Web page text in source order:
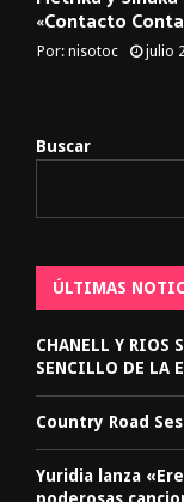
«Contacto
Por: nisotoc julio
Buscar
ÚLTIMAS
CHANELL Y RIOS
SENCILLO DE LA
Country Road
Yuridia lanza
poderosas